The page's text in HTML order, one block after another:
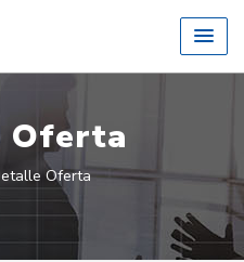
Oferta
Oferta